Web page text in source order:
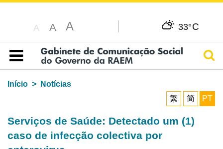
A A A 33°C
Índice
Início
Notícias
繁
简 PT
Serviços de Saúde: Detectado um (1)
caso de infecção colectiva por